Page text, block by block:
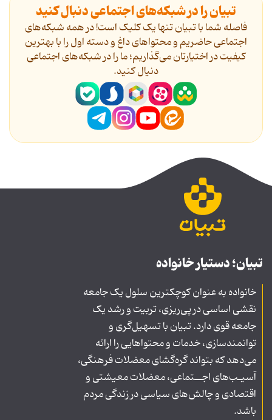
تبیان را در شبکه‌های اجتماعی دنبال کنید
فاصله شما با تبیان تنها یک کلیک است! در همه شبکه‌های
اجتماعی حاضریم و محتواهای داغ و دسته اول را با بهترین
کیفیت در اختیارتان می‌گذاریم؛ ما را در شبکه‌های اجتماعی
دنیال کنید.
تبیان؛ دستیار خانواده
خانواده به عنوان کوچکترین سلول یک جامعه
نقشی اساسی در پی‌ریزی، تربیت و رشد یک
جامعه قوی دارد. تبیان با تسهیل‌گری و
توانمندسازی، خدمات و محتواهایی را ارائه
می‌دهد که بتواند گره‌گشای معضلات فرهنگی،
آسیـب‌های اجــتماعی، معضلات معیشتی و
اقتصادی و چالش‌های سیاسی در زندگی مردم
باشد.